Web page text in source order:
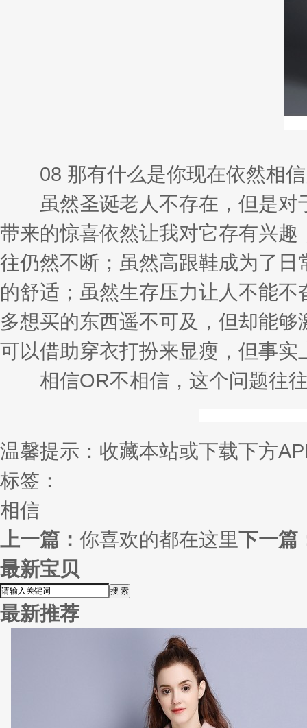
08 那有什么是你现在依然相信
虽然圣诞老人不存在，但是对
带来的惊喜依然让我对它存有兴
往仍然不断；虽然高跟鞋成为了
的舒适；虽然生存压力让人不能
多想买的东西遥不可及，但却能
可以借助穿衣打扮来显瘦，但事
相信OR不相信，这个问题往往
温馨提示：收藏本站或下载下方
标签：
相信
上一篇： 你喜欢的都在这里下一篇
最新宝贝
最新推荐